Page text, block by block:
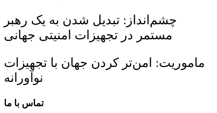
چشم‌انداز: تبدیل شدن به یک رهبر
مستمر در تجهیزات امنیتی جهانی
ماموریت: امن‌تر کردن جهان با تجهیزات
نوآورانه
تماس با ما